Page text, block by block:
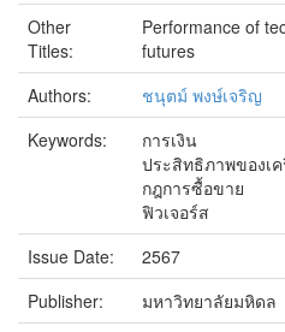
Other
Titles:
Performance of
futures
Authors:
ชนุตม์ พงษ์เจริญ
Keywords:
การเงิน
ประสิทธิภาพของเ
กฎการซื้อขาย
ฟิวเจอร์ส
Issue Date:
2567
Publisher:
มหาวิทยาลัยมหิดล